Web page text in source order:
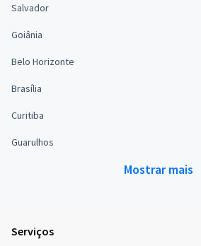
Salvador
Goiânia
Belo Horizonte
Brasília
Curitiba
Guarulhos
Mostrar mais
Serviços